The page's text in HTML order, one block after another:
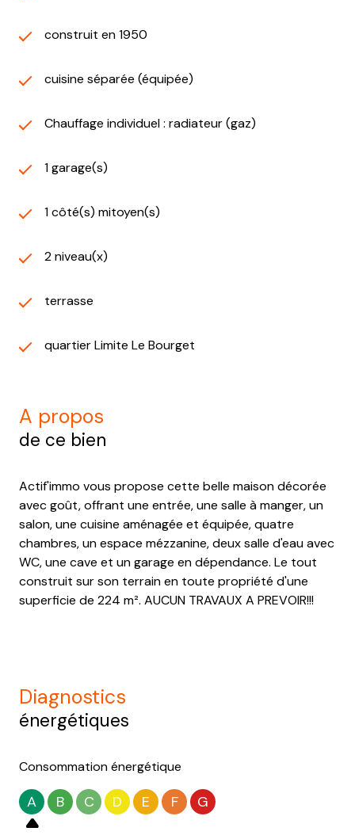
construit en 1950
cuisine séparée (équipée)
Chauffage individuel : radiateur (gaz)
1 garage(s)
1 côté(s) mitoyen(s)
2 niveau(x)
terrasse
quartier Limite Le Bourget
a propos
de ce bien
Actif'immo vous propose cette belle maison décorée
avec goût, offrant une entrée, une salle à manger, un
salon, une cuisine aménagée et équipée, quatre
chambres, un espace mézzanine, deux salle d'eau avec
WC, une cave et un garage en dépendance. Le tout
construit sur son terrain en toute propriété d'une
superficie de 224 m². AUCUN TRAVAUX A PREVOIR!!!
diagnostics
énergétiques
Consommation énergétique
A B C D E F G